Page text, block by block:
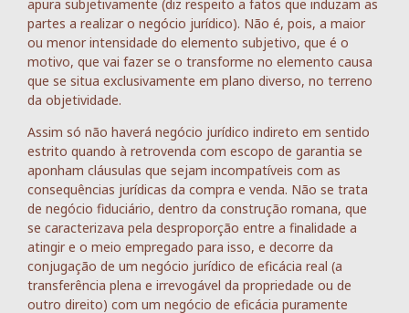
apura subjetivamente (diz respeito a fatos que induzam as
partes a realizar o negócio jurídico). Não é, pois, a maior
ou menor intensidade do elemento subjetivo, que é o
motivo, que vai fazer se o transforme no elemento causa
que se situa exclusivamente em plano diverso, no terreno
da objetividade.
Assim só não haverá negócio jurídico indireto em sentido
estrito quando à retrovenda com escopo de garantia se
aponham cláusulas que sejam incompatíveis com as
consequências jurídicas da compra e venda. Não se trata
de negócio fiduciário, dentro da construção romana, que
se caracterizava pela desproporção entre a finalidade a
atingir e o meio empregado para isso, e decorre da
conjugação de um negócio jurídico de eficácia real (a
transferência plena e irrevogável da propriedade ou de
outro direito) com um negócio de eficácia puramente